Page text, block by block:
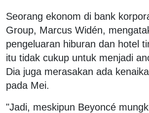
Seorang ekonom di bank
Group, Marcus Widén,
pengeluaran hiburan dan hotel
itu tidak cukup untuk menjadi
Dia juga merasakan ada
pada Mei.
"Jadi, meskipun Beyoncé